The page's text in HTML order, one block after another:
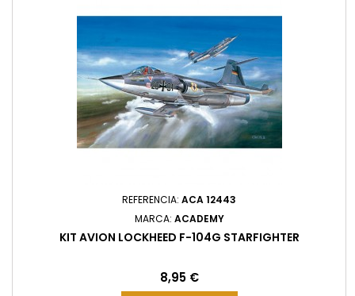
REFERENCIA: ACA 12443
MARCA: ACADEMY
KIT AVION LOCKHEED F-104G STARFIGHTER
Precio
8,95 €